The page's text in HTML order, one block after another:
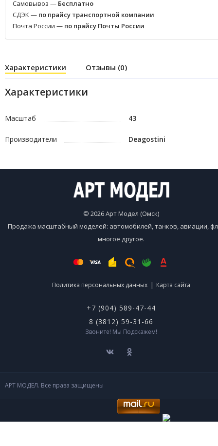
Самовывоз — Бесплатно
СДЭК — по прайсу транспортной компании
Почта России — по прайсу Почты России
Характеристики Отзывы (0)
Характеристики
Масштаб 43
Производители Deagostini
© 2026 Арт Модел (Омск)
Продажа масштабный моделей: автомобилей, танков, авиации,
многое другое.
Политика персональных данных | Карта сайта
+7 (904) 589-47-44
8 (3812) 59-31-66
Звоните! Мы Подскажем!
АРТ МОДЕЛ. Все права защищены